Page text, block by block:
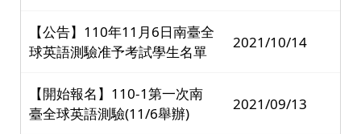
【公告】110年11月6日南臺全
球英語測驗准予考試學生名單
2021/10/14
【開始報名】110-1第一次南
臺全球英語測驗(11/6舉辦)
2021/09/13